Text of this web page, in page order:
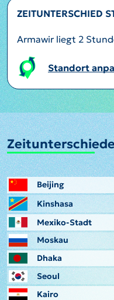
ZEITUNTERSCHIED
Armawir liegt 2
Standort
Beijing
Kinshasa
Mexiko-Stadt
Moskau
Dhaka
Seoul
Kairo